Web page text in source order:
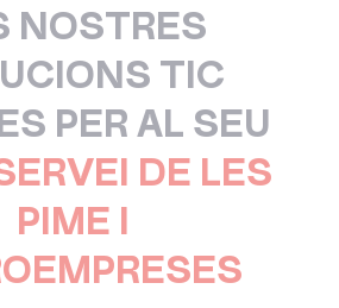
NOSTRES
TIC
PER AL SEU
DE LES
PIME I